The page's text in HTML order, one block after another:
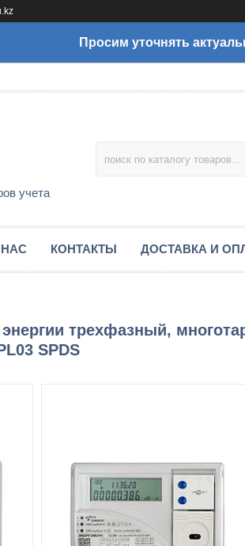
Просим уточнять
учета
КОНТАКТЫ ДОСТАВКА И
энергии трехфазный,
SPDS